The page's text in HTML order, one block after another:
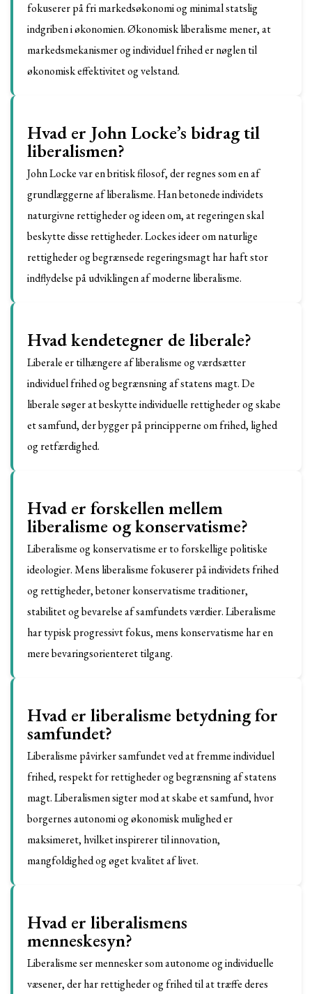
fokuserer på fri markedsøkonomi og minimal statslig
indgriben i økonomien. Økonomisk liberalisme mener, at
markedsmekanismer og individuel frihed er nøglen til
økonomisk effektivitet og velstand.
Hvad er John Locke’s bidrag til
liberalismen?
John Locke var en britisk filosof, der regnes som en af
grundlæggerne af liberalisme. Han betonede individets
naturgivne rettigheder og ideen om, at regeringen skal
beskytte disse rettigheder. Lockes ideer om naturlige
rettigheder og begrænsede regeringsmagt har haft stor
indflydelse på udviklingen af moderne liberalisme.
Hvad kendetegner de liberale?
Liberale er tilhængere af liberalisme og værdsætter
individuel frihed og begrænsning af statens magt. De
liberale søger at beskytte individuelle rettigheder og skabe
et samfund, der bygger på principperne om frihed, lighed
og retfærdighed.
Hvad er forskellen mellem
liberalisme og konservatisme?
Liberalisme og konservatisme er to forskellige politiske
ideologier. Mens liberalisme fokuserer på individets frihed
og rettigheder, betoner konservatisme traditioner,
stabilitet og bevarelse af samfundets værdier. Liberalisme
har typisk progressivt fokus, mens konservatisme har en
mere bevaringsorienteret tilgang.
Hvad er liberalisme betydning for
samfundet?
Liberalisme påvirker samfundet ved at fremme individuel
frihed, respekt for rettigheder og begrænsning af statens
magt. Liberalismen sigter mod at skabe et samfund, hvor
borgernes autonomi og økonomisk mulighed er
maksimeret, hvilket inspirerer til innovation,
mangfoldighed og øget kvalitet af livet.
Hvad er liberalismens
menneskesyn?
Liberalisme ser mennesker som autonome og individuelle
væsener, der har rettigheder og frihed til at træffe deres